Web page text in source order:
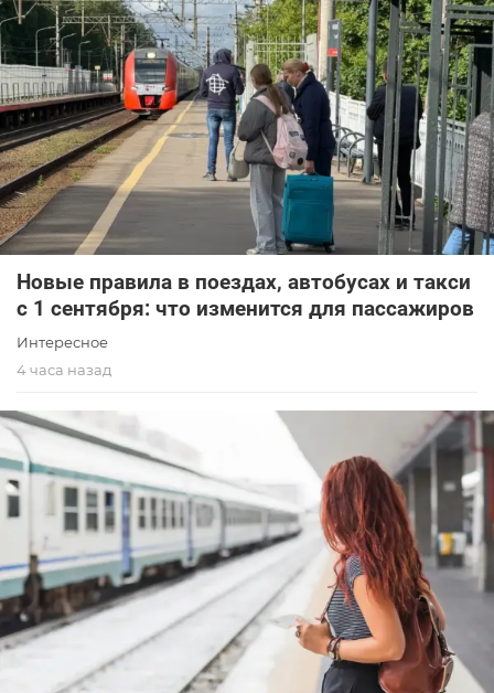
Новые правила в поездах, автобусах и такси
с 1 сентября: что изменится для пассажиров
Интересное
4 часа назад